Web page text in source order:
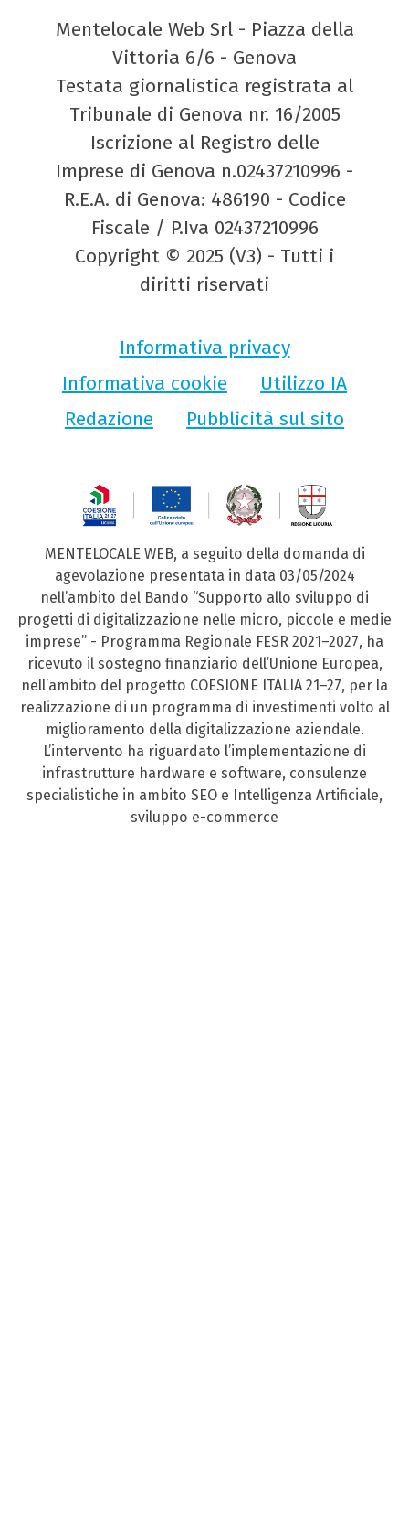
Mentelocale Web Srl - Piazza della
Vittoria 6/6 - Genova
Testata giornalistica registrata al
Tribunale di Genova nr. 16/2005
Iscrizione al Registro delle
Imprese di Genova n.02437210996 -
R.E.A. di Genova: 486190 - Codice
Fiscale / P.Iva 02437210996
Copyright © 2025 (V3) - Tutti i
diritti riservati
Informativa privacy
Informativa cookie
Utilizzo IA
Redazione
Pubblicità sul sito
MENTELOCALE WEB, a seguito della domanda di
agevolazione presentata in data 03/05/2024
nell’ambito del Bando “Supporto allo sviluppo di
progetti di digitalizzazione nelle micro, piccole e medie
imprese” - Programma Regionale FESR 2021–2027, ha
ricevuto il sostegno finanziario dell’Unione Europea,
nell’ambito del progetto COESIONE ITALIA 21–27, per la
realizzazione di un programma di investimenti volto al
miglioramento della digitalizzazione aziendale.
L’intervento ha riguardato l’implementazione di
infrastrutture hardware e software, consulenze
specialistiche in ambito SEO e Intelligenza Artificiale,
sviluppo e-commerce